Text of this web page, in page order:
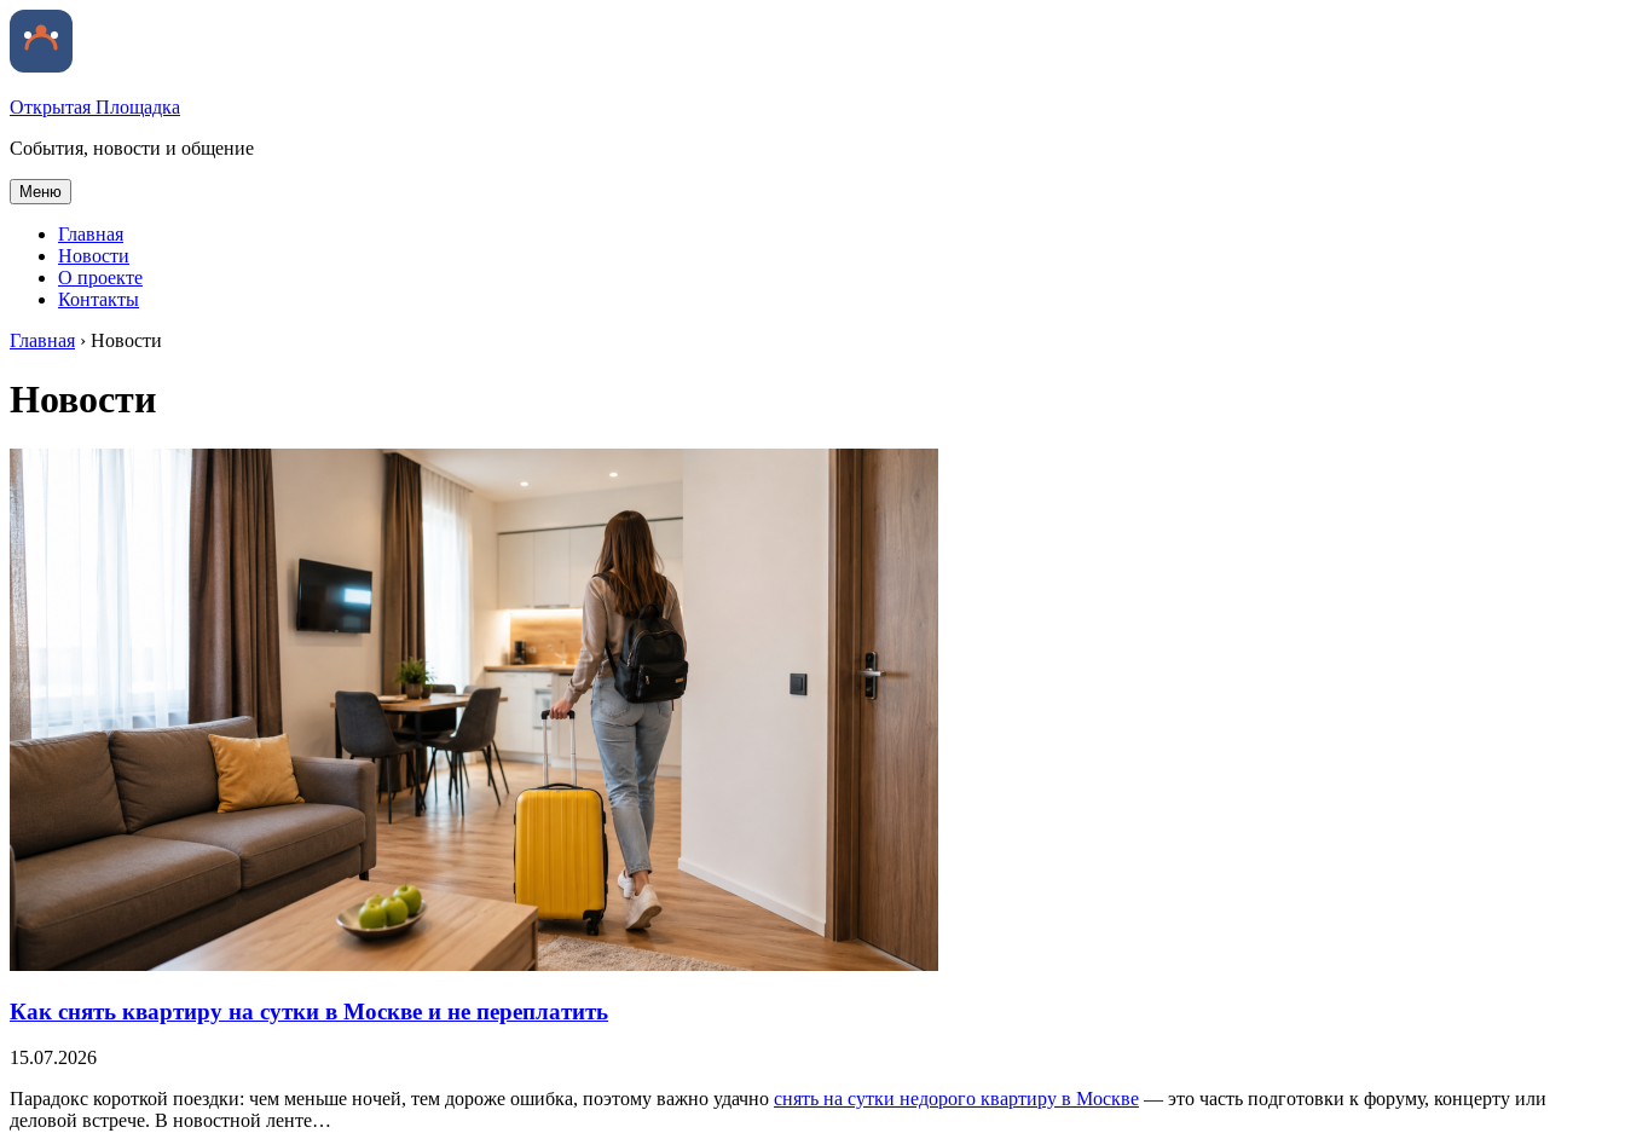
Открытая Площадка
События, новости и общение
Меню
Главная
Новости
О проекте
Контакты
Главная › Новости
Новости
Как снять квартиру на сутки в Москве и не переплатить
15.07.2026
Парадокс короткой поездки: чем меньше ночей, тем дороже ошибка, поэтому важно удачно снять на сутки недорого квартиру в Москве — это часть подготовки к форуму, концерту или
деловой встрече. В новостной ленте…